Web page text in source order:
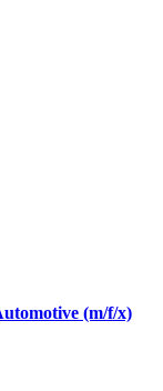
(m/f/x)